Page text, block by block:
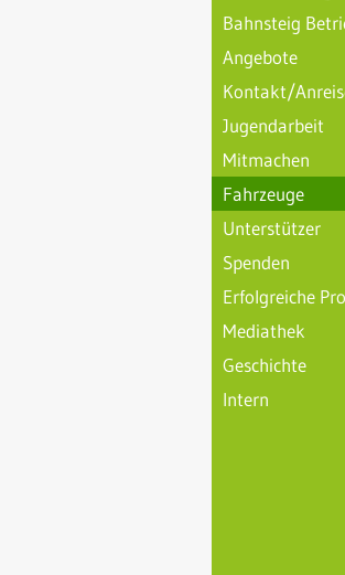
Bahnsteig
Angebote
Kontakt/
Jugendarbeit
Mitmachen
Fahrzeuge
Unterstützer
Spenden
Erfolgreiche
Mediathek
Geschichte
Intern